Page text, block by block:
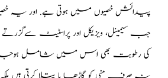
پیدائش خصیوں میں ہوتی ہے. اور یہ
جب سیمینل، ویزیکل اور پراسٹیٹ
کی رطوبت بھی اس میں شامل